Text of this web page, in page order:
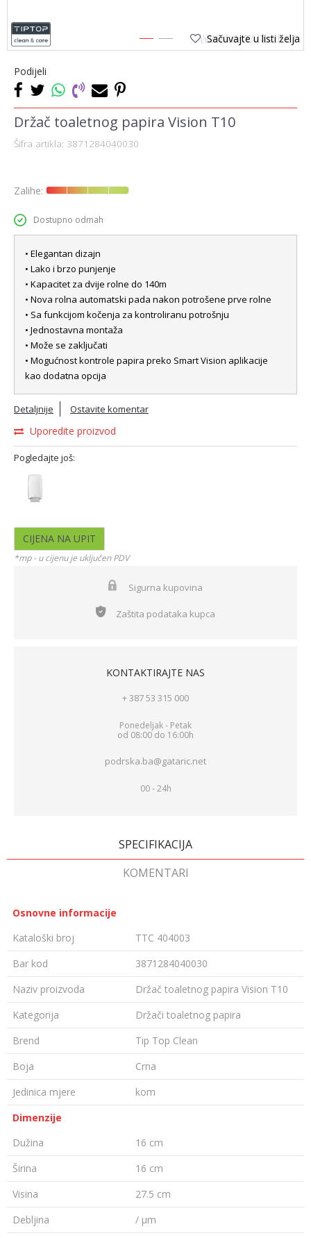
1 2 Sačuvajte u listi želja
Podijeli
Držač toaletnog papira Vision T10
Šifra artikla: 3871284040030
Zalihe:
Dostupno odmah
• Elegantan dizajn
• Lako i brzo punjenje
• Kapacitet za dvije rolne do 140m
• Nova rolna automatski pada nakon potrošene prve rolne
• Sa funkcijom kočenja za kontroliranu potrošnju
• Jednostavna montaža
• Može se zaključati
• Mogućnost kontrole papira preko Smart Vision aplikacije
kao dodatna opcija
Detaljnije Ostavite komentar
Uporedite proizvod
Pogledajte još:
CIJENA NA UPIT
*mp - u cijenu je uključen PDV
Sigurna kupovina
Zaštita podataka kupca
KONTAKTIRAJTE NAS
+ 387 53 315 000
Ponedeljak - Petak
od 08:00 do 16:00h
podrska.ba@gataric.net
00 - 24h
SPECIFIKACIJA
KOMENTARI
Osnovne informacije
Kataloški broj
TTC 404003
Bar kod
3871284040030
Naziv proizvoda
Držač toaletnog papira Vision T10
Kategorija
Držači toaletnog papira
Brend
Tip Top Clean
Boja
Crna
Jedinica mjere
kom
Dimenzije
Dužina
16 cm
Širina
16 cm
Visina
27.5 cm
Debljina
/ µm